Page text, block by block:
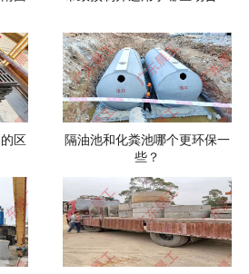
区
隔油池和化粪池哪个更环保一
些？